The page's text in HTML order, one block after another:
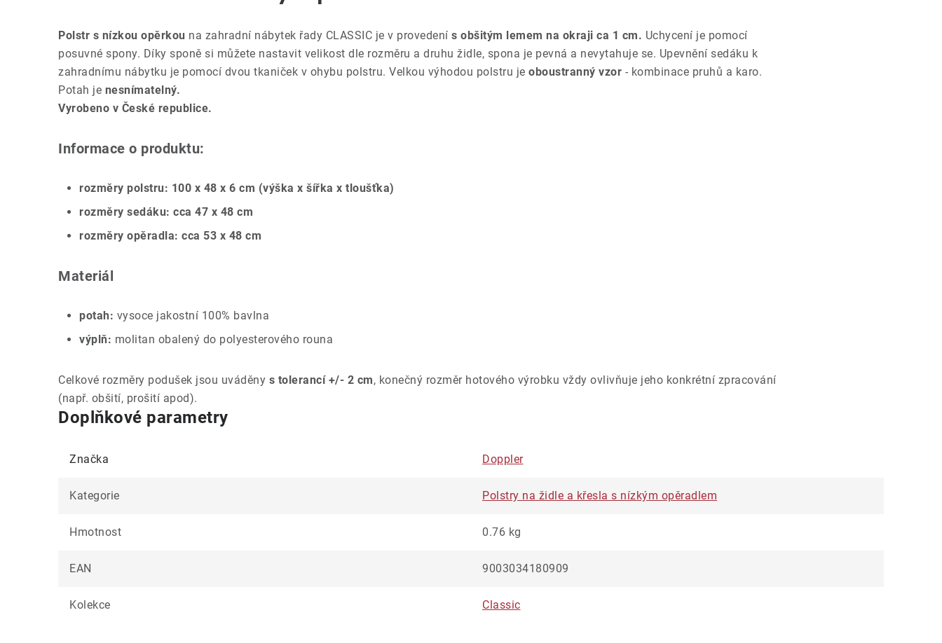
Polstr s nízkou opěrkou na zahradní nábytek řady CLASSIC je v provedení s obšitým lemem na okraji ca 1 cm. Uchycení je pomocí
posuvné spony. Díky sponě si můžete nastavit velikost dle rozměru a druhu židle, spona je pevná a nevytahuje se. Upevnění sedáku k
zahradnímu nábytku je pomocí dvou tkaniček v ohybu polstru. Velkou výhodou polstru je oboustranný vzor - kombinace pruhů a karo.
Potah je nesnímatelný.
Vyrobeno v České republice.
Informace o produktu:
rozměry polstru: 100 x 48 x 6 cm (výška x šířka x tloušťka)
rozměry sedáku: cca 47 x 48 cm
rozměry opěradla: cca 53 x 48 cm
Materiál
potah: vysoce jakostní 100% bavlna
výplň: molitan obalený do polyesterového rouna
Celkové rozměry podušek jsou uváděny s tolerancí +/- 2 cm, konečný rozměr hotového výrobku vždy ovlivňuje jeho konkrétní zpracování
(např. obšití, prošití apod).
Doplňkové parametry
Značka Doppler
Kategorie Polstry na židle a křesla s nízkým opěradlem
Hmotnost 0.76 kg
EAN 9003034180909
Kolekce Classic